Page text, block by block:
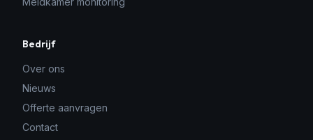
Bedrijf
Over ons
Nieuws
Offerte aanvragen
Contact